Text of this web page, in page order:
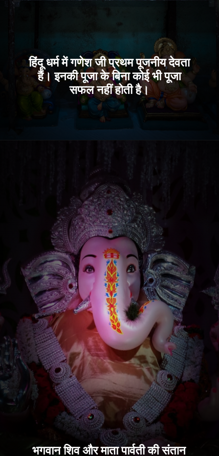
हिंदू धर्म में गणेश जी प्रथम पूजनीय देवता
हैं। इनकी पूजा के बिना कोई भी पूजा
सफल नहीं होती है।
भगवान शिव और माता पार्वती की संतान